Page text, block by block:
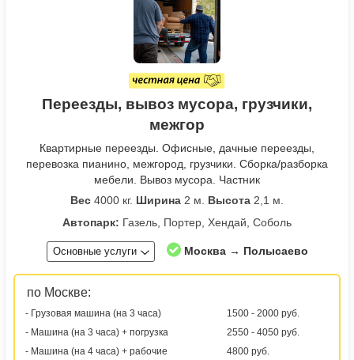
Переезды, вывоз мусора, грузчики,
межгор
Квартирные переезды. Офисные, дачные переезды,
перевозка пианино, межгород, грузчики. Сборка/разборка
мебели. Вывоз мусора. Частник
Вес 4000 кг. Ширина 2 м. Высота 2,1 м.
Автопарк: Газель, Портер, Хендай, Соболь
Основные услуги Москва → Полысаево
по Москве:
- Грузовая машина (на 3 часа)
1500 - 2000 руб.
- Машина (на 3 часа) + погрузка
2550 - 4050 руб.
- Машина (на 4 часа) + рабочие
4800 руб.